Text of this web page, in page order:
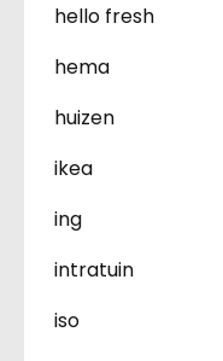
hello fresh
hema
huizen
ikea
ing
intratuin
iso